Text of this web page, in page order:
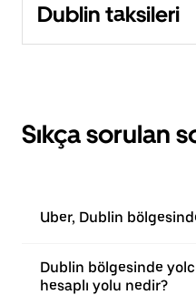
Dublin taksileri
Sıkça sorulan
Uber, Dublin
Dublin bölgesinde
hesaplı yolu nedir?